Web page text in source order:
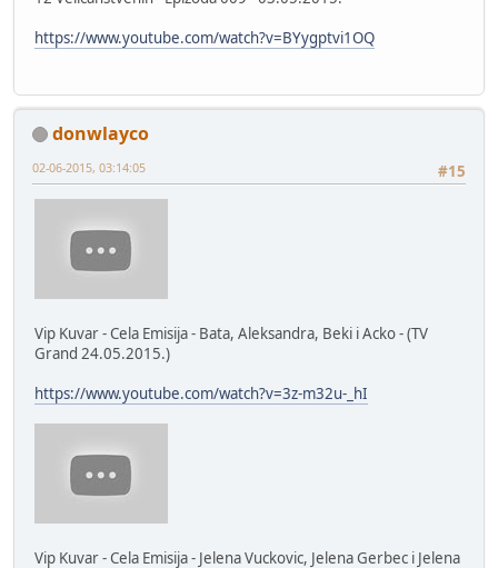
https://www.youtube.com/watch?v=BYygptvi1OQ
donwlayco
#15
02-06-2015, 03:14:05
Vip Kuvar - Cela Emisija - Bata, Aleksandra, Beki i Acko - (TV
Grand 24.05.2015.)
https://www.youtube.com/watch?v=3z-m32u-_hI
Vip Kuvar - Cela Emisija - Jelena Vuckovic, Jelena Gerbec i Jelena